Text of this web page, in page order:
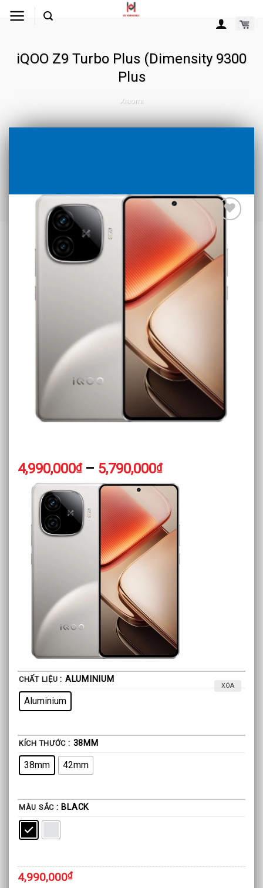
iQOO Z9 Turbo Plus (Dimensity 9300
Plus
Xiaomi
Add to wishlist
4,990,000₫ – 5,790,000₫Khoảng
giá:
từ
4,990,000₫
đến
5,790,000₫
CHẤT LIỆU : ALUMINIUM
Aluminium
KÍCH THƯỚC : 38MM
38mm 42mm
MÀU SẮC : BLACK
XÓA
4,990,000₫